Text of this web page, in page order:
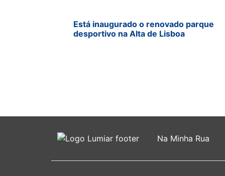
Está inaugurado o renovado parque
desportivo na Alta de Lisboa
Na Minha Rua